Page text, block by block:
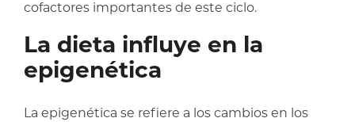
cofactores importantes de este ciclo.
La dieta influye en la
epigenética
La epigenética se refiere a los cambios en los